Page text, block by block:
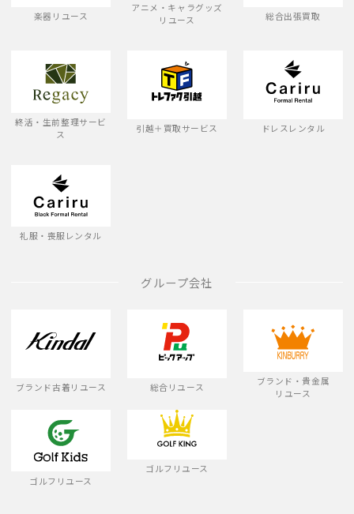
楽器リユース
アニメ・キャラグッズ
リユース
総合出張買取
終活・生前整理サービ
ス
引越＋買取サービス ドレスレンタル
礼服・喪服レンタル
グループ会社
ブランド古着リユース 総合リユース
ブランド・貴金属
リユース
ゴルフリユース
ゴルフリユース